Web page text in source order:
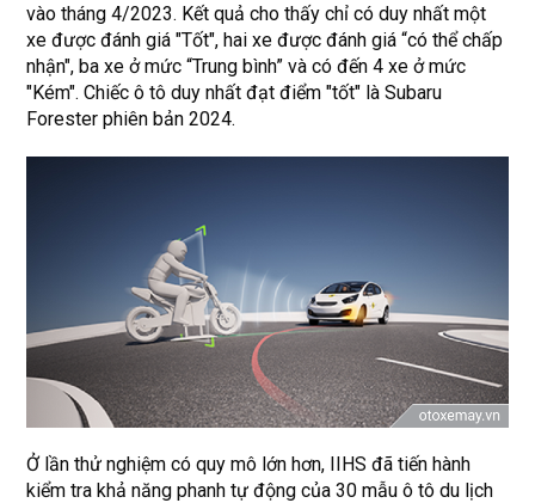
vào tháng 4/2023. Kết quả cho thấy chỉ có duy nhất một
xe được đánh giá "Tốt", hai xe được đánh giá “có thể chấp
nhận", ba xe ở mức “Trung bình” và có đến 4 xe ở mức
"Kém". Chiếc ô tô duy nhất đạt điểm "tốt" là Subaru
Forester phiên bản 2024.
Ở lần thử nghiệm có quy mô lớn hơn, IIHS đã tiến hành
kiểm tra khả năng phanh tự động của 30 mẫu ô tô du lịch